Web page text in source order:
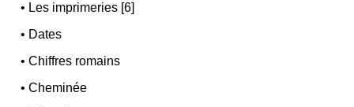
• Les imprimeries [6]
• Dates
•Chiffres romains
•Cheminée